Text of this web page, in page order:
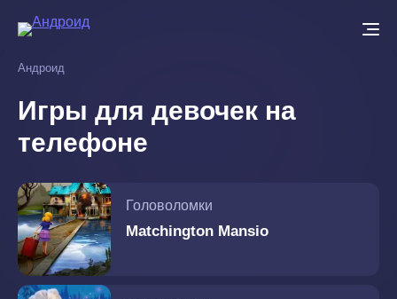
основному
Андроид
Игры для девочек на
телефоне
Головоломки
Matchington Mansio